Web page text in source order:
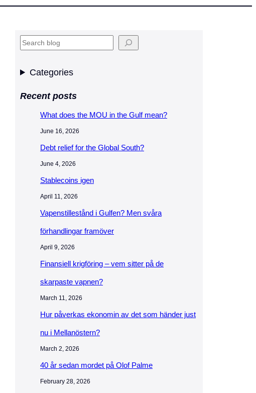
S
a
c
Categories
Recent posts
What does the MOU in the Gulf mean?
June 16, 2026
Debt relief for the Global South?
June 4, 2026
Stablecoins igen
April 11, 2026
Vapenstillestånd i Gulfen? Men svåra
förhandlingar framöver
April 9, 2026
Finansiell krigföring – vem sitter på de
skarpaste vapnen?
March 11, 2026
Hur påverkas ekonomin av det som händer just
nu i Mellanöstern?
March 2, 2026
40 år sedan mordet på Olof Palme
February 28, 2026